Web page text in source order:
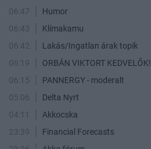
06:47
Humor
06:43
Klímakamu
06:42
Lakás/Ingatlan árak topik
06:19
ORBÁN VIKTORT KEDVELŐK!
06:15
PANNERGY - moderalt
05:06
Delta Nyrt
04:11
Akkocska
23:39
Financial Forecasts